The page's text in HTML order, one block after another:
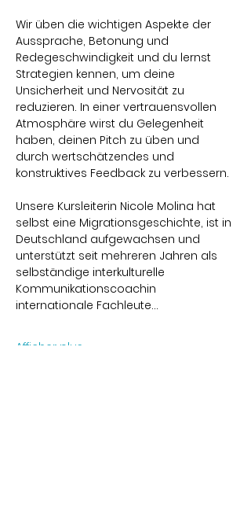
Wir üben die wichtigen Aspekte der
Aussprache, Betonung und
Redegeschwindigkeit und du lernst
Strategien kennen, um deine
Unsicherheit und Nervosität zu
reduzieren. In einer vertrauensvollen
Atmosphäre wirst du Gelegenheit
haben, deinen Pitch zu üben und
durch wertschätzendes und
konstruktives Feedback zu verbessern.
Unsere Kursleiterin Nicole Molina hat
selbst eine Migrationsgeschichte, ist in
Deutschland aufgewachsen und
unterstützt seit mehreren Jahren als
selbständige interkulturelle
Kommunikationscoachin
internationale Fachleute…
Afficher plus